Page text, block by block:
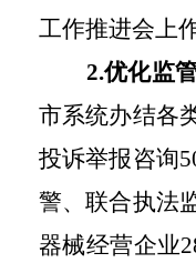
工作推进会上
2.优化监
市系统办结各
投诉举报咨询
警、联合执法
器械经营企业